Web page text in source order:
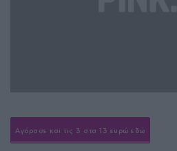
Αγόρασε και τις 3 στα 13 ευρώ εδώ